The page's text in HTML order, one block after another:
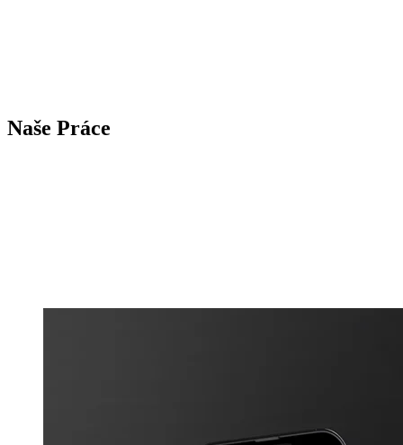
Naše Práce